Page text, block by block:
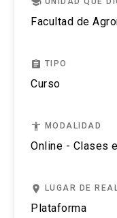
Banderilleros
Monitores de
Drones
utilizada en el
Facultad de
assignment TIPO
Curso
accessibility MODALIDAD
Online - Clases
place LUGAR DE
Plataforma